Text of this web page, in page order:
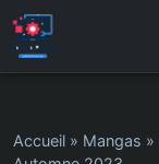
Accueil » Mangas »